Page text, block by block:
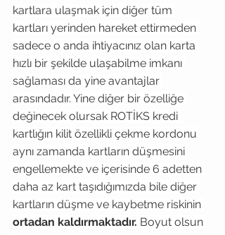
kartlara ulaşmak için diğer tüm
kartları yerinden hareket ettirmeden
sadece o anda ihtiyacınız olan karta
hızlı bir şekilde ulaşabilme imkanı
sağlaması da yine avantajlar
arasındadır. Yine diğer bir özelliğe
değinecek olursak ROTİKS kredi
kartlığın kilit özellikli çekme kordonu
aynı zamanda kartların düşmesini
engellemekte ve içerisinde 6 adetten
daha az kart taşıdığımızda bile diğer
kartların düşme ve kaybetme riskinin
ortadan kaldırmaktadır. Boyut olsun